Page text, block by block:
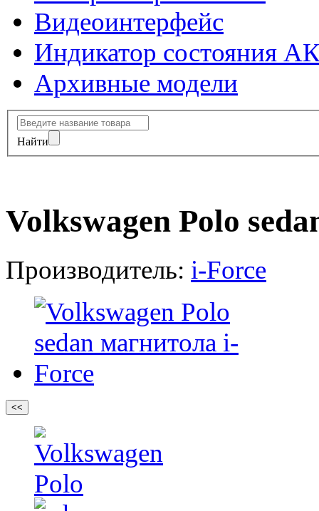
Видеоинтерфейс
Индикатор состояния
Архивные модели
Найти
Volkswagen Polo
Производитель: i-Force
<<